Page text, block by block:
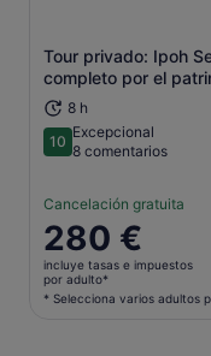
Tour privado: Ipoh
completo por el
8 h
1010 sobre 10
Excepcional
8 comentarios
Cancelación gratuita
El
precio
es
de
280 €
incluye tasas e impuestos
por adulto*
* Selecciona varios adultos